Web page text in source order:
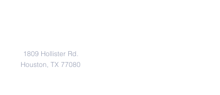
1809 Hollister Rd.
Houston, TX 77080